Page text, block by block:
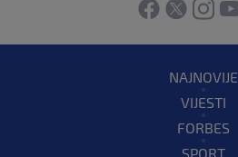
NAJNOVIJE
VIJESTI
FORBES
SPORT